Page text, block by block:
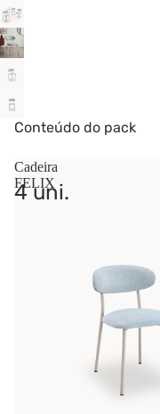
Conteúdo do pack
4 uni.
Cadeira
FELIX